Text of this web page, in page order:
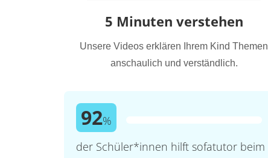
5 Minuten verstehen
Unsere Videos erklären Ihrem Kind Themen
anschaulich und verständlich.
92%
der Schüler*innen hilft sofatutor beim